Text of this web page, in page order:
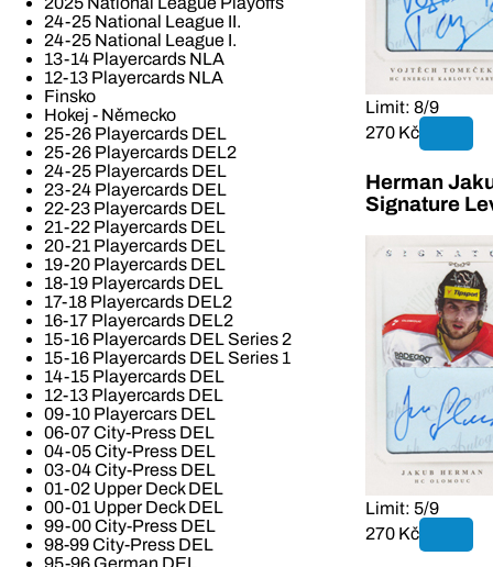
24-25 National League II.
24-25 National League I.
13-14 Playercards NLA
12-13 Playercards NLA
Finsko
Hokej - Německo
25-26 Playercards DEL
25-26 Playercards DEL2
24-25 Playercards DEL
23-24 Playercards DEL
22-23 Playercards DEL
21-22 Playercards DEL
20-21 Playercards DEL
19-20 Playercards DEL
18-19 Playercards DEL
17-18 Playercards DEL2
16-17 Playercards DEL2
15-16 Playercards DEL Series 2
15-16 Playercards DEL Series 1
14-15 Playercards DEL
12-13 Playercards DEL
09-10 Playercars DEL
06-07 City-Press DEL
04-05 City-Press DEL
03-04 City-Press DEL
01-02 Upper Deck DEL
00-01 Upper Deck DEL
99-00 City-Press DEL
98-99 City-Press DEL
95-96 German DEL
Limit: 8/9
270 Kč
Herman
Signature
Limit: 5/9
270 Kč